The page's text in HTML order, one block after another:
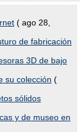
( ago 28,
de fabricación
3D de bajo
su colección (
sólidos
y de museo en